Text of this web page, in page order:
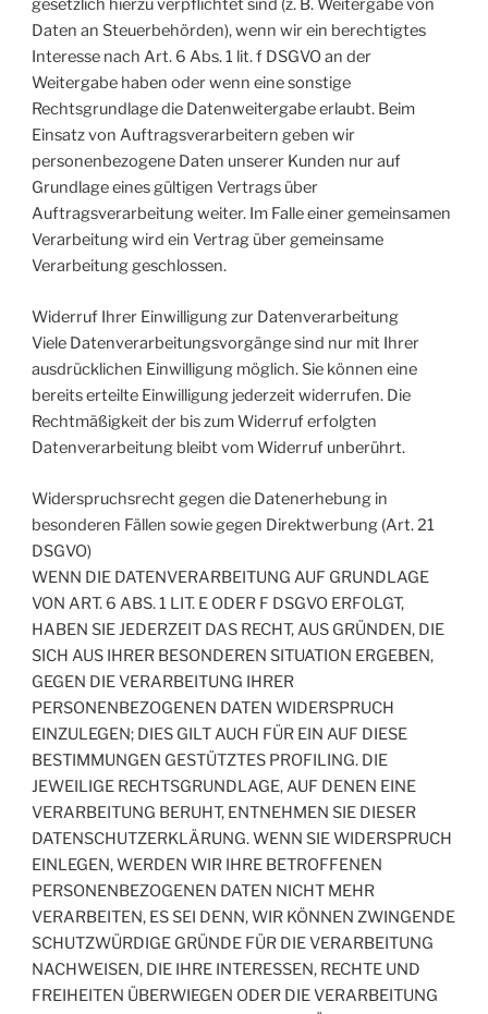
gesetzlich hierzu verpflichtet sind (z. B. Weitergabe von
Daten an Steuerbehörden), wenn wir ein berechtigtes
Interesse nach Art. 6 Abs. 1 lit. f DSGVO an der
Weitergabe haben oder wenn eine sonstige
Rechtsgrundlage die Datenweitergabe erlaubt. Beim
Einsatz von Auftragsverarbeitern geben wir
personenbezogene Daten unserer Kunden nur auf
Grundlage eines gültigen Vertrags über
Auftragsverarbeitung weiter. Im Falle einer gemeinsamen
Verarbeitung wird ein Vertrag über gemeinsame
Verarbeitung geschlossen.
Widerruf Ihrer Einwilligung zur Datenverarbeitung
Viele Datenverarbeitungsvorgänge sind nur mit Ihrer
ausdrücklichen Einwilligung möglich. Sie können eine
bereits erteilte Einwilligung jederzeit widerrufen. Die
Rechtmäßigkeit der bis zum Widerruf erfolgten
Datenverarbeitung bleibt vom Widerruf unberührt.
Widerspruchsrecht gegen die Datenerhebung in
besonderen Fällen sowie gegen Direktwerbung (Art. 21
DSGVO)
WENN DIE DATENVERARBEITUNG AUF GRUNDLAGE
VON ART. 6 ABS. 1 LIT. E ODER F DSGVO ERFOLGT,
HABEN SIE JEDERZEIT DAS RECHT, AUS GRÜNDEN, DIE
SICH AUS IHRER BESONDEREN SITUATION ERGEBEN,
GEGEN DIE VERARBEITUNG IHRER
PERSONENBEZOGENEN DATEN WIDERSPRUCH
EINZULEGEN; DIES GILT AUCH FÜR EIN AUF DIESE
BESTIMMUNGEN GESTÜTZTES PROFILING. DIE
JEWEILIGE RECHTSGRUNDLAGE, AUF DENEN EINE
VERARBEITUNG BERUHT, ENTNEHMEN SIE DIESER
DATENSCHUTZERKLÄRUNG. WENN SIE WIDERSPRUCH
EINLEGEN, WERDEN WIR IHRE BETROFFENEN
PERSONENBEZOGENEN DATEN NICHT MEHR
VERARBEITEN, ES SEI DENN, WIR KÖNNEN ZWINGENDE
SCHUTZWÜRDIGE GRÜNDE FÜR DIE VERARBEITUNG
NACHWEISEN, DIE IHRE INTERESSEN, RECHTE UND
FREIHEITEN ÜBERWIEGEN ODER DIE VERARBEITUNG